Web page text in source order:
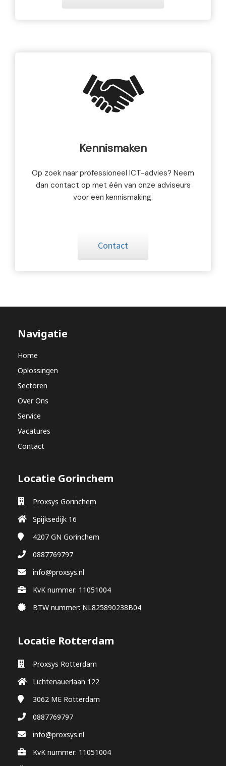
Kennismaken
Op zoek naar professioneel ICT-advies? Neem
dan contact op met één van onze adviseurs
voor een kennismaking.
Contact
Navigatie
Home
Oplossingen
Sectoren
Over Ons
Service
Vacatures
Contact
Locatie Gorinchem
Proxsys Gorinchem
Spijksedijk 16
4207 GN Gorinchem
0887769797
info@proxsys.nl
KvK nummer: 11051004
BTW nummer: NL825890238B04
Locatie Rotterdam
Proxsys Rotterdam
Lichtenauerlaan 122
3062 ME Rotterdam
0887769797
info@proxsys.nl
KvK nummer: 11051004